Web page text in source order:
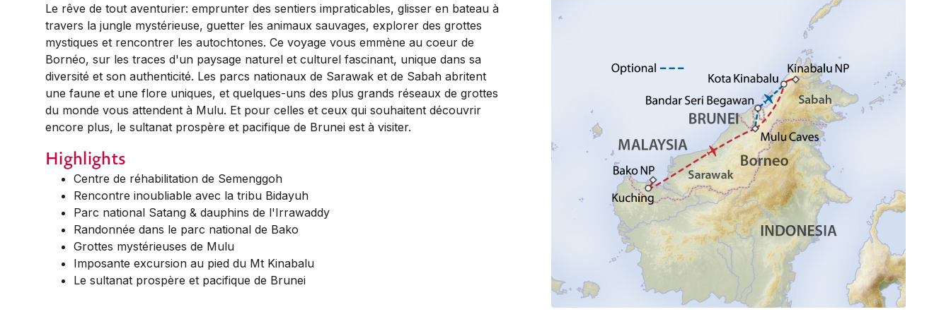
Le rêve de tout aventurier: emprunter des sentiers impraticables, glisser en bateau à
travers la jungle mystérieuse, guetter les animaux sauvages, explorer des grottes
mystiques et rencontrer les autochtones. Ce voyage vous emmène au coeur de
Bornéo, sur les traces d'un paysage naturel et culturel fascinant, unique dans sa
diversité et son authenticité. Les parcs nationaux de Sarawak et de Sabah abritent
une faune et une flore uniques, et quelques-uns des plus grands réseaux de grottes
du monde vous attendent à Mulu. Et pour celles et ceux qui souhaitent découvrir
encore plus, le sultanat prospère et pacifique de Brunei est à visiter.
Highlights
Centre de réhabilitation de Semenggoh
Rencontre inoubliable avec la tribu Bidayuh
Parc national Satang & dauphins de l'Irrawaddy
Randonnée dans le parc national de Bako
Grottes mystérieuses de Mulu
Imposante excursion au pied du Mt Kinabalu
Le sultanat prospère et pacifique de Brunei